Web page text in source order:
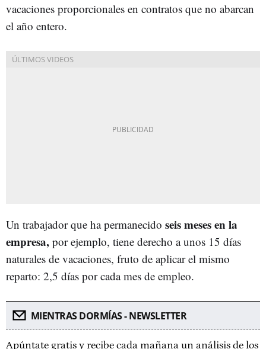
vacaciones proporcionales en contratos que no abarcan
el año entero.
Un trabajador que ha permanecido seis meses en la
empresa, por ejemplo, tiene derecho a unos 15 días
naturales de vacaciones, fruto de aplicar el mismo
reparto: 2,5 días por cada mes de empleo.
MIENTRAS DORMÍAS - NEWSLETTER
Apúntate gratis y recibe cada mañana un análisis de los